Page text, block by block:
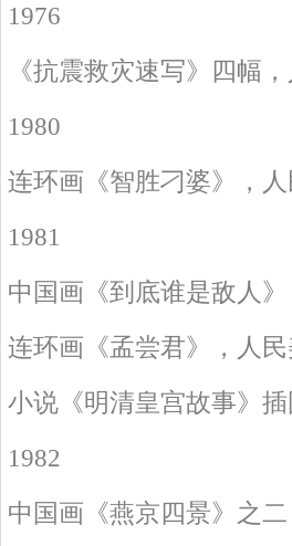
1976
《抗震救灾速写》四幅
1980
连环画《智胜刁婆》，
1981
中国画《到底谁是敌人
连环画《孟尝君》，人
小说《明清皇宫故事》
1982
中国画《燕京四景》之